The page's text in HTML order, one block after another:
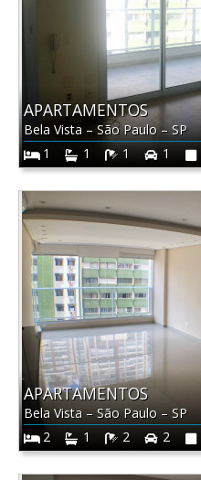
APARTAMENTOS
Bela Vista – São Paulo–SP
1
1 1 1
APARTAMENTOS
Bela Vista – São Paulo – SP
2
1 2 2